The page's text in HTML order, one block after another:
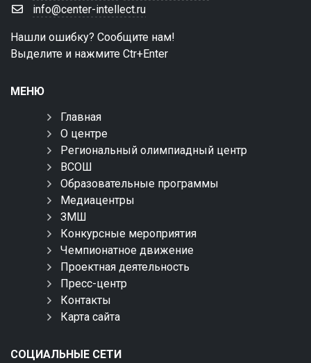
info@center-intellect.ru
Нашли ошибку? Сообщите нам!
Выделите и нажмите Ctr+Enter
МЕНЮ
Главная
О центре
Региональный олимпиадный центр
ВСОШ
Образовательные программы
Медиацентры
ЗМШ
Конкурсные мероприятия
Чемпионатное движение
Проектная деятельность
Пресс-центр
Контакты
Карта сайта
СОЦИАЛЬНЫЕ СЕТИ